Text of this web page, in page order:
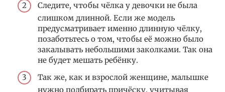
Следите, чтобы чёлка у девочки не была
слишком длинной. Если же модель
предусматривает именно длинную чёлку,
позаботьтесь о том, чтобы её можно было
закалывать небольшими заколками. Так она
не будет мешать ребёнку.
Так же, как и взрослой женщине, малышке
нужно подбирать причёску, учитывая